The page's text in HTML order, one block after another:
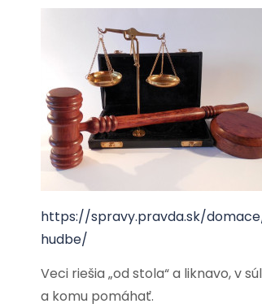
https://spravy.pravda.sk/
hudbe/
Veci riešia „od stola“ a liknavo, v
a komu pomáhať.